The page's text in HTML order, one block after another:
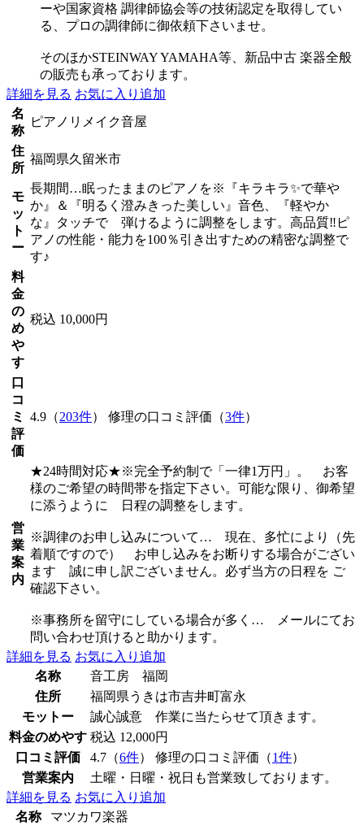
ーや国家資格 調律師協会等の技術認定を取得してい
る、プロの調律師に御依頼下さいませ。
そのほかSTEINWAY YAMAHA等、新品中古 楽器全般
の販売も承っております。
詳細を見る お気に入り追加
名
称
ピアノリメイク音屋
住
所
福岡県久留米市
モ
ッ
ト
ー
長期間…眠ったままのピアノを※『キラキラ✨で華や
か』＆『明るく澄みきった美しい』音色、『軽やか
な』タッチで 弾けるように調整をします。高品質‼ピ
アノの性能・能力を100％引き出すための精密な調整で
す♪
料
金
の
め
や
す
税込 10,000円
口
コ
ミ
評
価
4.9（203件） 修理の口コミ評価（3件）
営
業
案
内
★24時間対応★※完全予約制で「一律1万円」。 お客
様のご希望の時間帯を指定下さい。可能な限り、御希望
に添うように 日程の調整をします。
※調律のお申し込みについて… 現在、多忙により（先
着順ですので） お申し込みをお断りする場合がござい
ます 誠に申し訳ございません。必ず当方の日程を ご
確認下さい。
※事務所を留守にしている場合が多く… メールにてお
問い合わせ頂けると助かります。
詳細を見る お気に入り追加
名称
音工房 福岡
住所
福岡県うきは市吉井町富永
モットー
誠心誠意 作業に当たらせて頂きます。
料金のめやす 税込 12,000円
口コミ評価
4.7（6件） 修理の口コミ評価（1件）
営業案内
土曜・日曜・祝日も営業致しております。
詳細を見る お気に入り追加
名称
マツカワ楽器